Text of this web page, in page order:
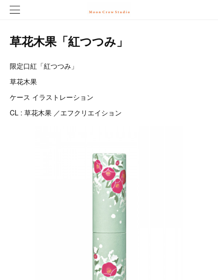
草花木果「紅つつみ」
限定口紅「紅つつみ」
草花木果
ケース イラストレーション
CL : 草花木果 ／エフクリエイション